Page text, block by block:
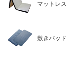
マットレス
敷きパッド